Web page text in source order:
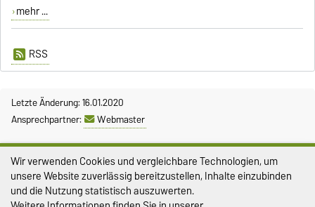
mehr ...
RSS
Letzte Änderung: 16.01.2020
Ansprechpartner:
Webmaster
Impressum
Datenschutz
Barrierefreiheit
Wir verwenden Cookies und vergleichbare Technologien, um
unsere Website zuverlässig bereitzustellen, Inhalte einzubinden
und die Nutzung statistisch auszuwerten.